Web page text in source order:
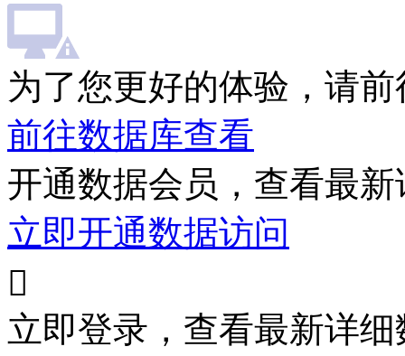
为了您更好的体验，请
前往数据库查看
开通数据会员，查看最
立即开通数据访问

立即登录，查看最新详细